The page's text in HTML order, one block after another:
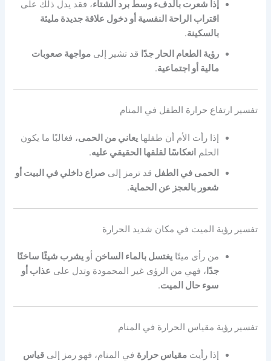
إذا شعرت بالدفء وسط برد الشتاء، فقد يدل ذلك على
اقتراب الراحة النفسية أو دخول علاقة جديدة مليئة
بالسكينة.
رؤية الطعام الحار جدًا قد تشير إلىمواجهة صعوبات
مالية أو اجتماعية.
تفسير ارتفاع حرارة الطفل في المنام
إذا رأت الأم أن طفلهايعاني من الحمى، فغالبًا ما يكون
الحلم انعكاسًا لقلقها الحقيقي عليه.
الحمى في الطفل قد ترمز إلى صراع داخلي في البيت أو
شعور بالعجز عن الحماية.
تفسير رؤية الميت في مكان شديد الحرارة
من رأى ميتًايغتسل بالماء الساخن أويشرب شيئًا ساخنًا
جدًا ، فهي من الرؤى غير المحمودة وتدل على عذاب أو
سوء حال الميت.
تفسير رؤية مقياس الحرارة في المنام
إذا رأيتمقياس حرارة في المنام، فهو رمز إلىقياس